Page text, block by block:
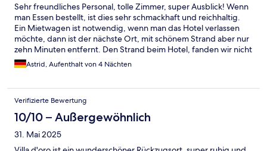
Sehr freundliches Personal, tolle Zimmer, super Ausblick! Wenn
man Essen bestellt, ist dies sehr schmackhaft und reichhaltig.
Ein Mietwagen ist notwendig, wenn man das Hotel verlassen
möchte, dann ist der nächste Ort, mit schönem Strand aber nur
zehn Minuten entfernt. Den Strand beim Hotel, fanden wir nicht
so schön, das kann aber auch daran gelegen haben, dass wir
kurz vor Ende der Saison dort waren und schon viele Geschäfte,
Astrid, Aufenthalt von 4 Nächten
Verifizierte Bewertung
10/10 – Außergewöhnlich
31. Mai 2025